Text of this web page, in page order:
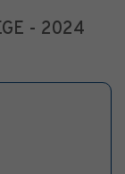
- 2024